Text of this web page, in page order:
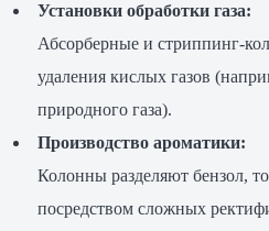
Установки обработки газа:
Абсорберные и стриппинг-
удаления кислых газов
природного газа).
Производство ароматики:
Колонны разделяют бензол,
посредством сложных